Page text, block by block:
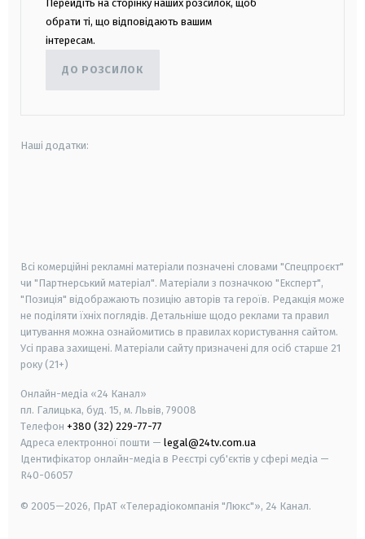
Перейдіть на сторінку наших розсилок, щоб
обрати ті, що відповідають вашим
інтересам.
ДО РОЗСИЛОК
Наші додатки:
Всі комерційні рекламні матеріали позначені словами "Спецпроєкт"
чи "Партнерський матеріал". Матеріали з позначкою "Експерт",
"Позиція" відображають позицію авторів та героїв. Редакція може
не поділяти їхніх поглядів. Детальніше щодо реклами та правил
цитування можна ознайомитись в правилах користування сайтом.
Усі права захищені. Матеріали сайту призначені для осіб старше 21
року (21+)
Онлайн-медіа «24 Канал»
пл. Галицька, буд. 15, м. Львів, 79008
Телефон +380 (32) 229-77-77
Адреса електронної пошти — legal@24tv.com.ua
Ідентифікатор онлайн-медіа в Реєстрі суб'єктів у сфері медіа —
R40-06057
© 2005—2026, ПрАТ «Телерадіокомпанія "Люкс"», 24 Канал.